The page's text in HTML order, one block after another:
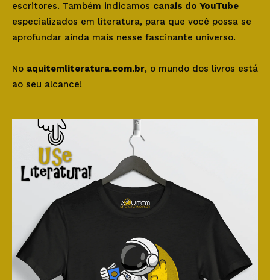
escritores. Também indicamos canais do YouTube
especializados em literatura, para que você possa se
aprofundar ainda mais nesse fascinante universo.
No aquitemliteratura.com.br, o mundo dos livros está
ao seu alcance!